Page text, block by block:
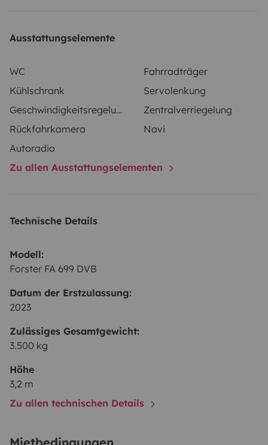
Ausstattungselemente
WC
Fahrradträger
Kühlschrank
Servolenkung
Geschwindigkeitsregelung
Zentralverriegelung
Rückfahrkamera
Navi
Autoradio
Zu allen Ausstattungselementen
Technische Details
Modell:
Forster FA 699 DVB
Datum der Erstzulassung:
2023
Zulässiges Gesamtgewicht:
3.500 kg
Höhe
3,2 m
Zu allen technischen Details